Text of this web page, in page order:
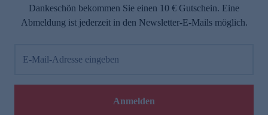
Dankeschön bekommen Sie einen 10 € Gutschein. Eine
Abmeldung ist jederzeit in den Newsletter-E-Mails möglich.
E-Mail-Adresse eingeben
Anmelden